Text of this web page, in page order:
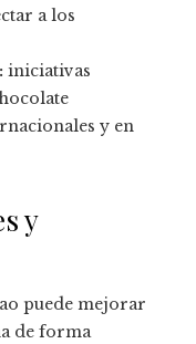
a los
iniciativas
y en
y
puede mejorar
de forma